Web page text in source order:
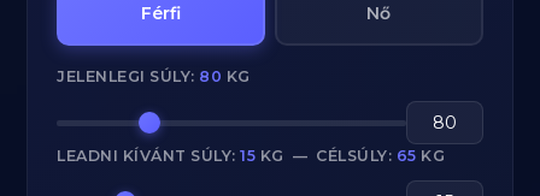
Férfi Nő
JELENLEGI SÚLY: 80 KG
LEADNI KÍVÁNT SÚLY:15 KG — CÉLSÚLY: 65 KG